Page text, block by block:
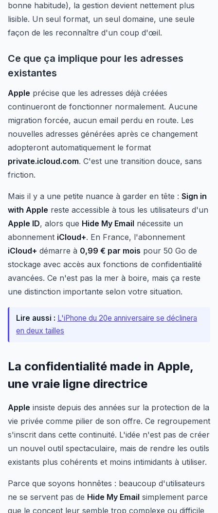
bonne habitude), la gestion devient nettement plus
lisible. Un seul format, un seul domaine, une seule
façon de les reconnaître d'un coup d'œil.
Ce que ça implique pour les adresses
existantes
Apple précise que les adresses déjà créées
continueront de fonctionner normalement. Aucune
migration forcée, aucun email perdu en route. Les
nouvelles adresses générées après ce changement
adopteront automatiquement le format
private.icloud.com. C'est une transition douce, sans
friction.
Mais il y a une petite nuance à garder en tête : Sign in
with Apple reste accessible à tous les utilisateurs d'un
Apple ID, alors que Hide My Email nécessite un
abonnement iCloud+. En France, l'abonnement
iCloud+ démarre à 0,99 € par mois pour 50 Go de
stockage avec accès aux fonctions de confidentialité
avancées. Ce n'est pas la mer à boire, mais ça reste
une distinction importante selon votre situation.
Lire aussi : L'iPhone du 20e anniversaire se déclinera
en deux tailles
La confidentialité made in Apple,
une vraie ligne directrice
Apple insiste depuis des années sur la protection de la
vie privée comme pilier de son offre. Ce regroupement
s'inscrit dans cette continuité. L'idée n'est pas de créer
un nouvel outil spectaculaire, mais de rendre les outils
existants plus cohérents et moins intimidants à utiliser.
Parce que soyons honnêtes : beaucoup d'utilisateurs
ne se servent pas de Hide My Email simplement parce
que le concept leur semble trop complexe ou difficile